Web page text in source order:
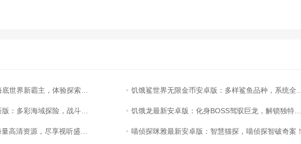
喵侦探咪雅最新安卓版：智慧猫探，喵侦探智破奇案！